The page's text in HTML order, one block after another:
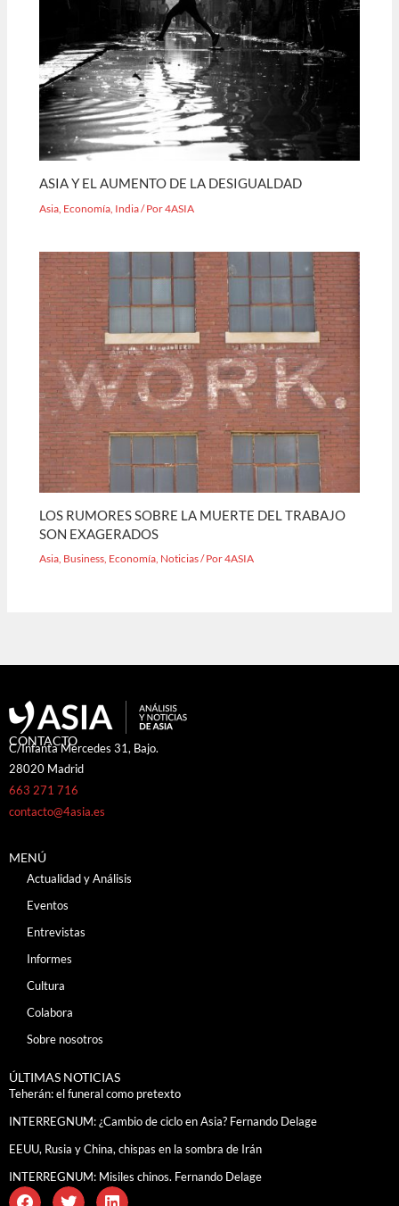
ASIA Y EL AUMENTO DE LA DESIGUALDAD
Asia Economía India/ Por4ASIA
LOS RUMORES SOBRE LA MUERTE DEL TRABAJO
SON EXAGERADOS
Asia, Business, Economía, Noticias/ Por4ASIA
CONTACTO
C/Infanta Mercedes 31, Bajo.
28020 Madrid
663 271 716
contacto@4asia.es
MENÚ
Actualidad y Análisis
Eventos
Entrevistas
Informes
Cultura
Colabora
Sobre nosotros
ÚLTIMAS NOTICIAS
Teherán: el funeral como pretexto
INTERREGNUM: ¿Cambio de ciclo en Asia? Fernando Delage
EEUU, Rusia y China, chispas en la sombra de Irán
INTERREGNUM: Misiles chinos. Fernando Delage